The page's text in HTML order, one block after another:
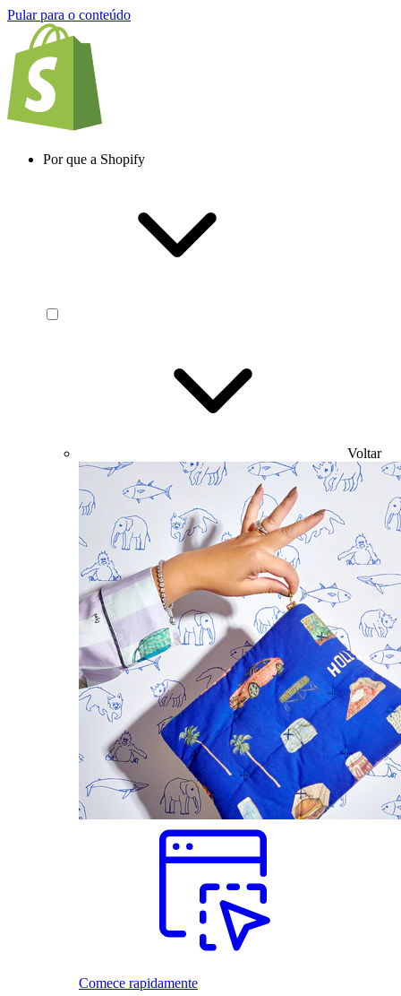
Pular para o conteúdo
Por que a Shopify
Voltar
Comece rapidamente